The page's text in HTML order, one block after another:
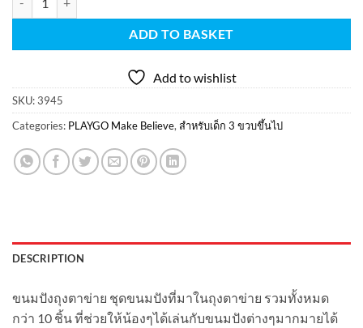
ADD TO BASKET
Add to wishlist
SKU:3945
Categories: PLAYGO Make Believe, สำหรับเด็ก 3 ขวบขึ้นไป
DESCRIPTION
ขนมปังถุงตาข่าย ชุดขนมปังที่มาในถุงตาข่าย รวมทั้งหมด
กว่า 10 ชิ้น ที่ช่วยให้น้องๆได้เล่นกับขนมปังต่างๆมากมายได้